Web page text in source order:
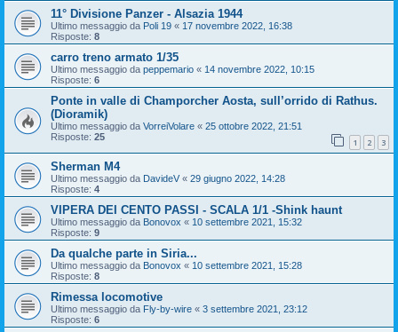
11° Divisione Panzer - Alsazia 1944
Ultimo messaggio da Poli 19 « 17 novembre 2022, 16:38
Risposte: 8
carro treno armato 1/35
Ultimo messaggio da peppemario « 14 novembre 2022, 10:15
Risposte: 6
Ponte in valle di Champorcher Aosta, sull’orrido di Rathus.
(Dioramik)
Ultimo messaggio da VorreiVolare « 25 ottobre 2022, 21:51
Risposte: 25 1 2 3
Sherman M4
Ultimo messaggio da DavideV « 29 giugno 2022, 14:28
Risposte: 4
VIPERA DEI CENTO PASSI - SCALA 1/1 -Shink haunt
Ultimo messaggio da Bonovox « 10 settembre 2021, 15:32
Risposte: 9
Da qualche parte in Siria...
Ultimo messaggio da Bonovox « 10 settembre 2021, 15:28
Risposte: 8
Rimessa locomotive
Ultimo messaggio da Fly-by-wire « 3 settembre 2021, 23:12
Risposte: 6